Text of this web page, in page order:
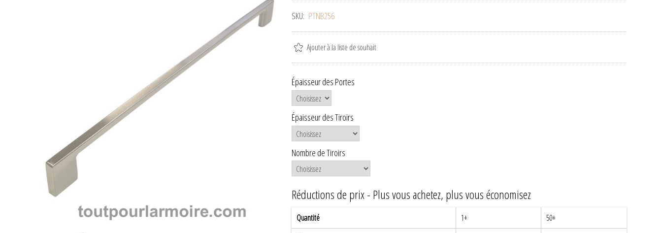
SKU: PTNB256
Ajouter à la liste de souhait
Épaisseur des Portes
Épaisseur des Tiroirs
Nombre de Tiroirs
Réductions de prix - Plus vous achetez, plus vous économisez
Quantité 1+
50+